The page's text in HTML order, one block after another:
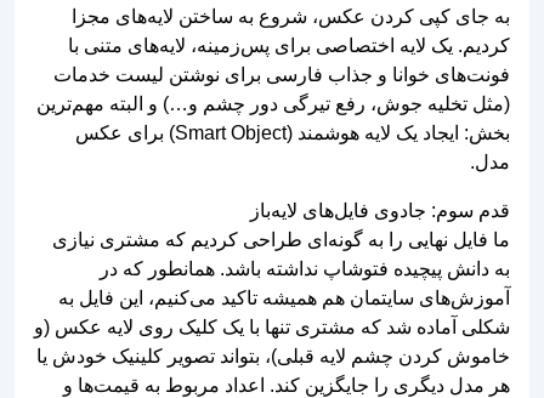
به جای کپی کردن عکس، شروع به ساختن لایه‌های مجزا
کردیم. یک لایه اختصاصی برای پس‌زمینه، لایه‌های متنی با
فونت‌های خوانا و جذاب فارسی برای نوشتن لیست خدمات
(مثل تخلیه جوش، رفع تیرگی دور چشم و…) و البته مهم‌ترین
بخش: ایجاد یک لایه هوشمند (Smart Object) برای عکس
مدل.
قدم سوم: جادوی فایل‌های لایه‌باز
ما فایل نهایی را به گونه‌ای طراحی کردیم که مشتری نیازی
به دانش پیچیده فتوشاپ نداشته باشد. همانطور که در
آموزش‌های سایتمان هم همیشه تاکید می‌کنیم، این فایل به
شکلی آماده شد که مشتری تنها با یک کلیک روی لایه عکس (و
خاموش کردن چشم لایه قبلی)، بتواند تصویر کلینیک خودش یا
هر مدل دیگری را جایگزین کند. اعداد مربوط به قیمت‌ها و